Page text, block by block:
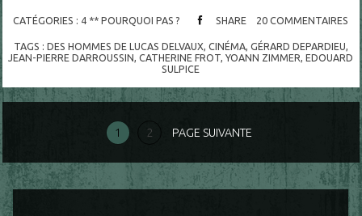
CATÉGORIES : 4 ** POURQUOI PAS ? SHARE 20 COMMENTAIRES
TAGS : DES HOMMES DE LUCAS DELVAUX, CINÉMA, GÉRARD DEPARDIEU,
JEAN-PIERRE DARROUSSIN,CATHERINE FROT,YOANN ZIMMER,EDOUARD
SULPICE
1 2 PAGE SUIVANTE